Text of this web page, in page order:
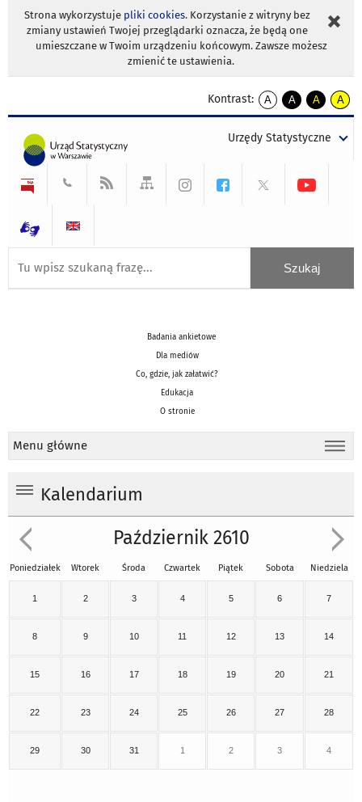
Strona wykorzystuje pliki cookies. Korzystanie z witryny bez
zmiany ustawień Twojej przeglądarki oznacza, że będą one
umieszczane w Twoim urządzeniu końcowym. Zawsze możesz
zmienić te ustawienia.
Kontrast:
A
kontrast
A
kontrast
tekst
czarnym
A
kontrast
tekst
czarnym
A
tekst
żółtym
Urzędy Statystyczne
Badania ankietowe
Dla mediów
Co, gdzie, jak załatwić?
Edukacja
O stronie
Menu główne
Kalendarium
Październik 2610
Poniedziałek Wtorek Środa Czwartek Piątek Sobota Niedziela
1 2 3 4 5 6 7
8 9 10 11 12 13 14
15 16 17 18 19 20 21
22 23 24 25 26 27 28
29 30 31 1 2 3 4